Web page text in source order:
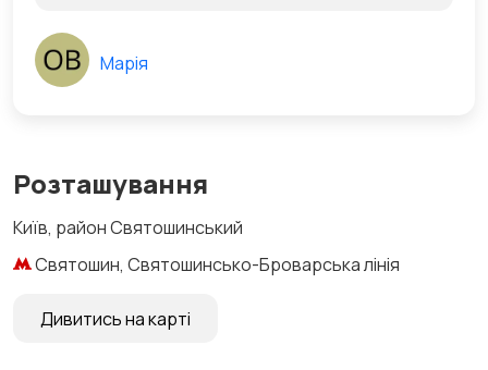
Розташування
Київ, район Святошинський
Святошин, Святошинсько-Броварська лінія
Дивитись на карті
Марія